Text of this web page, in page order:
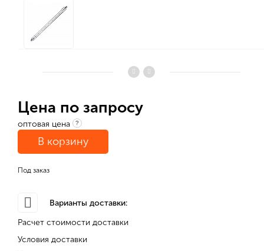
Цена по запросу
оптовая цена ?
В корзину
Под заказ
Варианты доставки:
Расчет стоимости доставки
Условия доставки